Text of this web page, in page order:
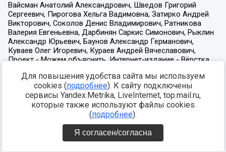
Для повышения удобства сайта мы используем
cookies (подробнее). К сайту подключены
сервисы Yandex.Metrika, LiveInternet, top.mail.ru,
которые также используют файлы cookies
(подробнее).
Я согласен/согласна